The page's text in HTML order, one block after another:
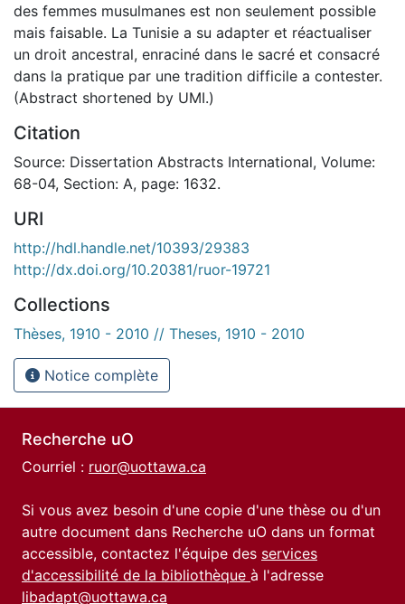
des femmes musulmanes est non seulement possible
mais faisable. La Tunisie a su adapter et réactualiser
un droit ancestral, enraciné dans le sacré et consacré
dans la pratique par une tradition difficile a contester.
(Abstract shortened by UMI.)
Citation
Source: Dissertation Abstracts International, Volume:
68-04, Section: A, page: 1632.
URI
http://hdl.handle.net/10393/29383
http://dx.doi.org/10.20381/ruor-19721
Collections
Thèses, 1910 - 2010 // Theses, 1910 - 2010
Notice complète
Recherche uO
Courriel : ruor@uottawa.ca
Si vous avez besoin d'une copie d'une thèse ou d'un
autre document dans Recherche uO dans un format
accessible, contactez l'équipe des services
d'accessibilité de la bibliothèque à l'adresse
libadapt@uottawa.ca